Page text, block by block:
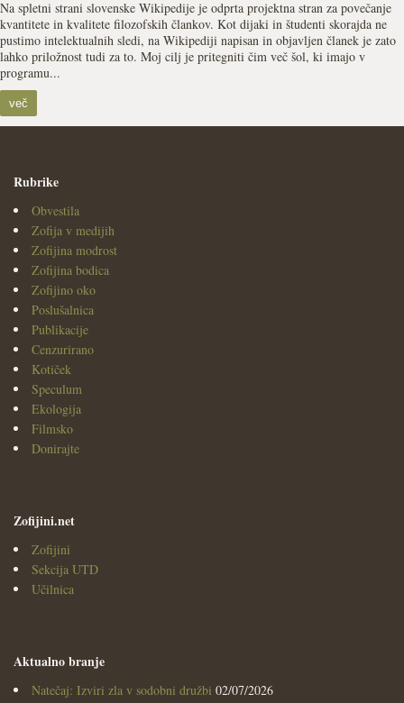
Na spletni strani slovenske Wikipedije je odprta projektna stran za povečanje
kvantitete in kvalitete filozofskih člankov. Kot dijaki in študenti skorajda ne
pustimo intelektualnih sledi, na Wikipediji napisan in objavljen članek je zato
lahko priložnost tudi za to. Moj cilj je pritegniti čim več šol, ki imajo v
programu...
več
Rubrike
Obvestila
Zofija v medijih
Zofijina modrost
Zofijina bodica
Zofijino oko
Poslušalnica
Publikacije
Cenzurirano
Kotiček
Speculum
Ekologija
Filmsko
Donirajte
Zofijini.net
Zofijini
Sekcija UTD
Učilnica
Aktualno branje
Natečaj: Izviri zla v sodobni družbi 02/07/2026